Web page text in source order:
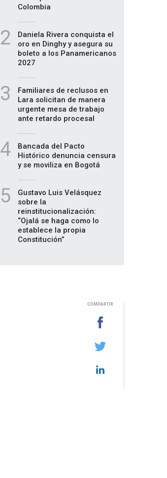
Colombia
2
Daniela Rivera conquista el
oro en Dinghy y asegura su
boleto a los Panamericanos
2027
3
Familiares de reclusos en
Lara solicitan de manera
urgente mesa de trabajo
ante retardo procesal
4
Bancada del Pacto
Histórico denuncia censura
y se moviliza en Bogotá
5
Gustavo Luis Velásquez
sobre la
reinstitucionalización:
“Ojalá se haga como lo
establece la propia
Constitución”
COMPARTIR